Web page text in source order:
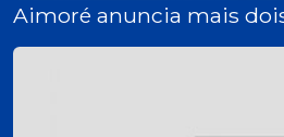
Aimoré anuncia mais